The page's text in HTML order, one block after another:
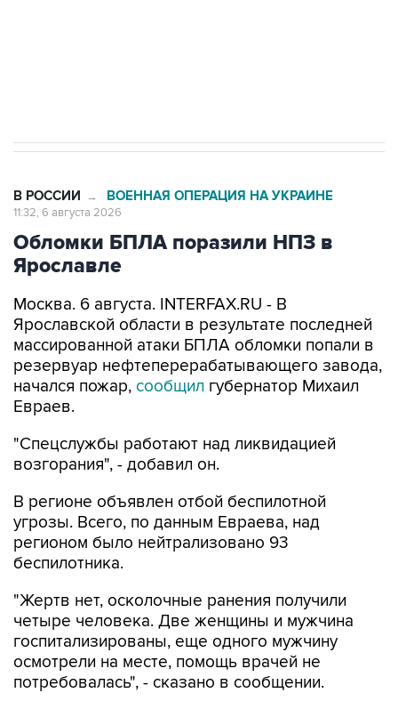
В РОССИИ → ВОЕННАЯ ОПЕРАЦИЯ НА УКРАИНЕ
11:32, 6 августа 2026
Обломки БПЛА поразили НПЗ в
Ярославле
Москва. 6 августа. INTERFAX.RU - В
Ярославской области в результате последней
массированной атаки БПЛА обломки попали в
резервуар нефтеперерабатывающего завода,
начался пожар, сообщил губернатор Михаил
Евраев.
"Спецслужбы работают над ликвидацией
возгорания", - добавил он.
В регионе объявлен отбой беспилотной
угрозы. Всего, по данным Евраева, над
регионом было нейтрализовано 93
беспилотника.
"Жертв нет, осколочные ранения получили
четыре человека. Две женщины и мужчина
госпитализированы, еще одного мужчину
осмотрели на месте, помощь врачей не
потребовалась", - сказано в сообщении.